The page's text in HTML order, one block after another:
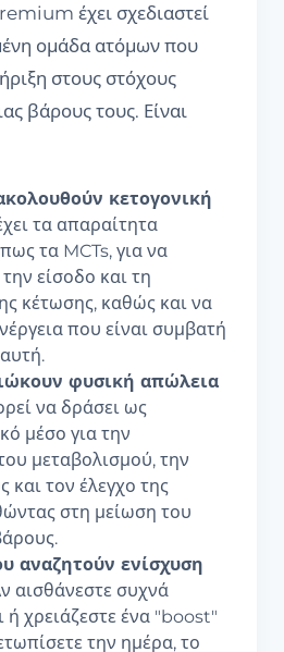
έχει σχεδιαστεί
ομάδα ατόμων που
στους στόχους
βάρους τους. Είναι
κετογονική
τα απαραίτητα
τα MCTs, για να
είσοδο και τη
κέτωσης, καθώς και να
που είναι συμβατή
φυσική απώλεια
να δράσει ως
μέσο για την
μεταβολισμού, την
και τον έλεγχο της
στη μείωση του
αναζητούν ενίσχυση
αισθάνεστε συχνά
ή χρειάζεστε ένα "boost"
την ημέρα, το